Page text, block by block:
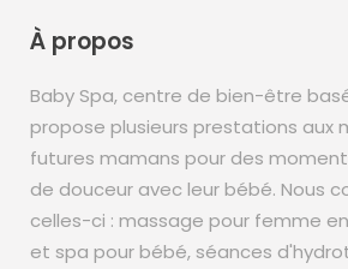
À propos
Baby Spa, centre de bien-être
propose plusieurs prestations aux
futures mamans pour des
de douceur avec leur bébé. Nous
celles-ci : massage pour femme
et spa pour bébé, séances